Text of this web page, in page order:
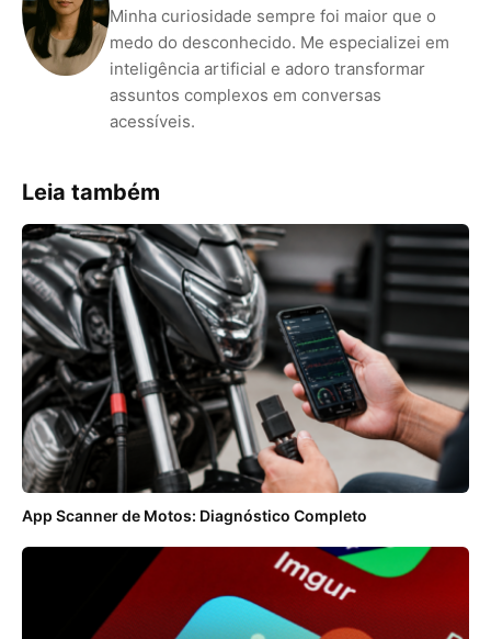
Minha curiosidade sempre foi maior que o
medo do desconhecido. Me especializei em
inteligência artificial e adoro transformar
assuntos complexos em conversas
acessíveis.
Leia também
App Scanner de Motos: Diagnóstico Completo